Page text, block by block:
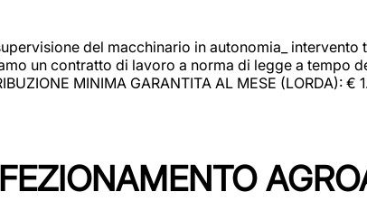
del macchinario in autonomia_
un contratto di lavoro a norma di legge a
MINIMA GARANTITA AL MESE (LORDA):